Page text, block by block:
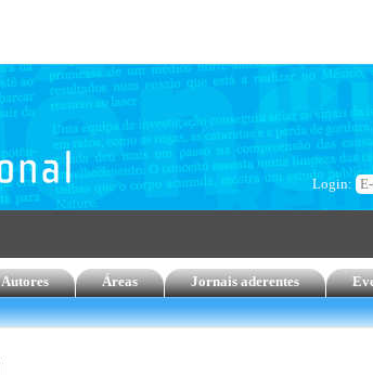
Login:
Autores Áreas Jornais aderentes